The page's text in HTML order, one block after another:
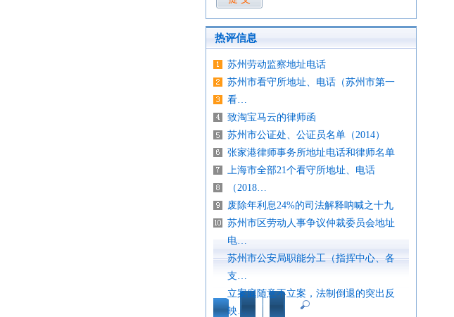
热评信息
苏州劳动监察地址电话
苏州市看守所地址、电话（苏州市第一
看…
致淘宝马云的律师函
苏州市公证处、公证员名单（2014）
张家港律师事务所地址电话和律师名单
上海市全部21个看守所地址、电话
（2018…
废除年利息24%的司法解释呐喊之十九
苏州市区劳动人事争议仲裁委员会地址
电…
苏州市公安局职能分工（指挥中心、各
支…
立案庭随意不立案，法制倒退的突出反
映…